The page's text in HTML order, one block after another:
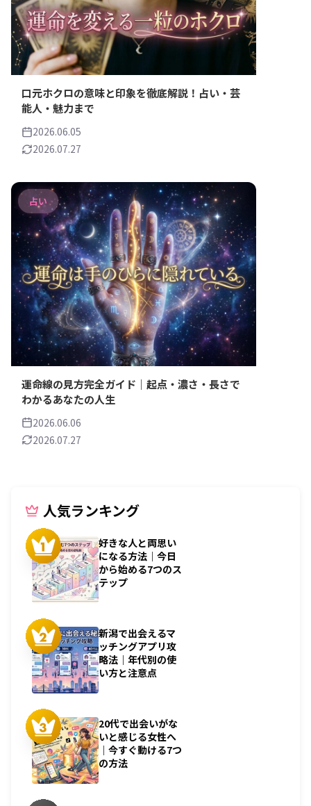
口元ホクロの意味と印象を徹底解説！占い・芸
能人・魅力まで
2026.06.05
2026.07.27
占い
運命線の見方完全ガイド｜起点・濃さ・長さで
わかるあなたの人生
2026.06.06
2026.07.27
人気ランキング
好きな人と両思い
になる方法｜今日
から始める7つのス
テップ
新潟で出会えるマ
ッチングアプリ攻
略法｜年代別の使
い方と注意点
20代で出会いがな
いと感じる女性へ
｜今すぐ動ける7つ
の方法